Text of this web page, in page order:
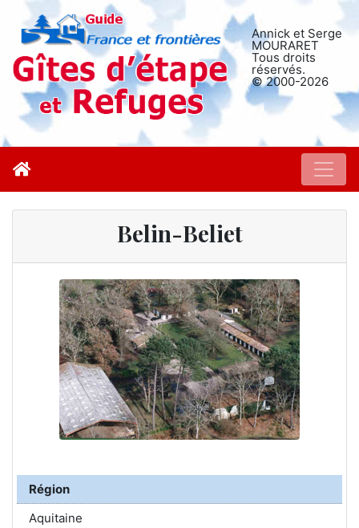
Annick et Serge
MOURARET
Tous droits
réservés.
© 2000-2026
Belin-Beliet
Région
Aquitaine